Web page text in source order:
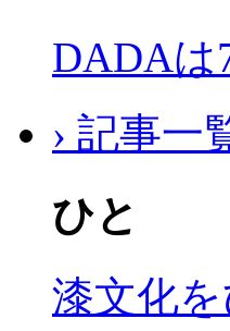
DADAは
› 記事一
ひと
漆文化